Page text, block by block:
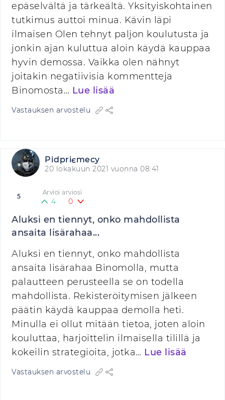
epäselvältä ja tärkeältä. Yksityiskohtainen
tutkimus auttoi minua. Kävin läpi
ilmaisen Olen tehnyt paljon koulutusta ja
jonkin ajan kuluttua aloin käydä kauppaa
hyvin demossa. Vaikka olen nähnyt
joitakin negatiivisia kommentteja
Binomosta… Lue lisää
Vastauksen arvostelu
Pіdpriєmecy
20 lokakuun 2021 vuonna 08:41
5 Arvioi arviosi
4 0
Aluksi en tiennyt, onko mahdollista
ansaita lisärahaa...
Aluksi en tiennyt, onko mahdollista
ansaita lisärahaa Binomolla, mutta
palautteen perusteella se on todella
mahdollista. Rekisteröitymisen jälkeen
päätin käydä kauppaa demolla heti.
Minulla ei ollut mitään tietoa, joten aloin
kouluttaa, harjoittelin ilmaisella tilillä ja
kokeilin strategioita, jotka… Lue lisää
Vastauksen arvostelu